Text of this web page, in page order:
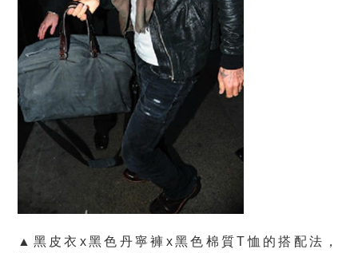
▲黑皮衣x黑色丹寧褲x黑色棉質T恤的搭配法，